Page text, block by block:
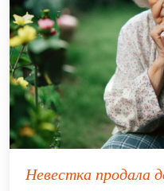
Невестка продала